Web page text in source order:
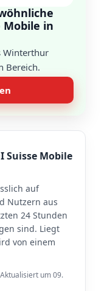
Mobile in
Winterthur
Bereich.
Suisse Mobile
auf
Nutzern aus
24 Stunden
sind. Liegt
von einem
um 09.